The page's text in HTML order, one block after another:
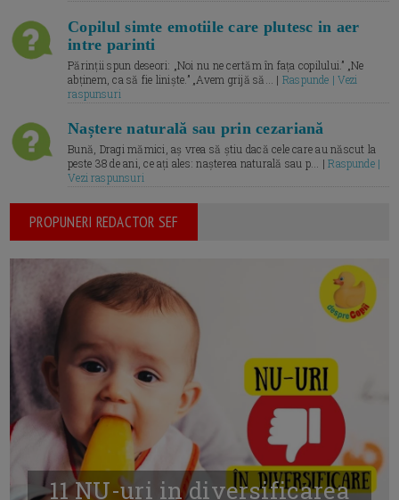
Copilul simte emotiile care plutesc in aer
intre parinti
Părinții spun deseori: „Noi nu ne certăm în fața copilului.” „Ne
abținem, ca să fie liniște.” „Avem grijă să... | Raspunde | Vezi
raspunsuri
Naștere naturală sau prin cezariană
Bună, Dragi mămici, aș vrea să știu dacă cele care au născut la
peste 38 de ani, ce ați ales: nașterea naturală sau p... |Raspunde |
Vezi raspunsuri
PROPUNERI REDACTOR SEF
11 NU-uri in diversificarea